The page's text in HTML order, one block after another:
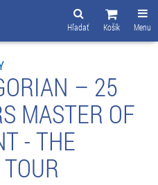
Menu
Košík
Hľadať
– 25
MASTER OF
- THE